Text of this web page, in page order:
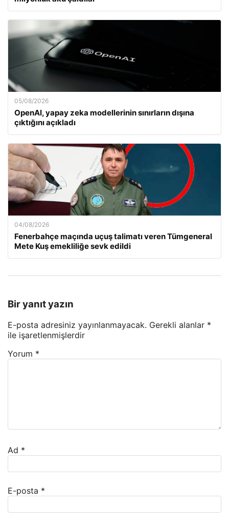
05/08/2026
OpenAI, yapay zeka modellerinin sınırların dışına
çıktığını açıkladı
04/08/2026
Fenerbahçe maçında uçuş talimatı veren Tümgeneral
Mete Kuş emekliliğe sevk edildi
Bir yanıt yazın
E-posta adresiniz yayınlanmayacak. Gerekli alanlar *
ile işaretlenmişlerdir
Yorum *
Ad *
E-posta *